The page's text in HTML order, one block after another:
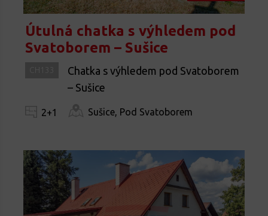
Útulná chatka s výhledem pod
Svatoborem – Sušice
Chatka s výhledem pod Svatoborem
– Sušice
2+1 Sušice, Pod Svatoborem